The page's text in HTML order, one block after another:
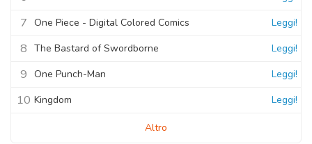
7 One Piece - Digital Colored Comics Leggi!
8 The Bastard of Swordborne Leggi!
9 One Punch-Man Leggi!
10 Kingdom Leggi!
Altro